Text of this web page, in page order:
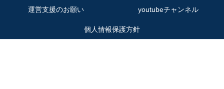
運営支援のお願い youtubeチャンネル
個人情報保護方針